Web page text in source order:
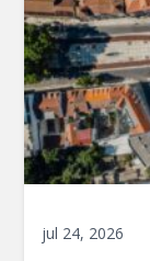
jul 24, 2026